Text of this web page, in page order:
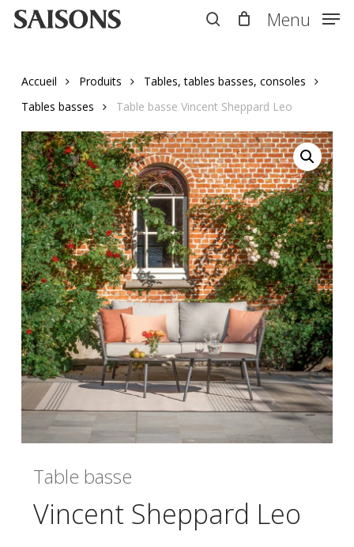
Skip
Menu
Accueil Produits
Tables, tables basses, consoles
Tables basses
Table basse Vincent Sheppard Leo
Table basse
Vincent Sheppard Leo